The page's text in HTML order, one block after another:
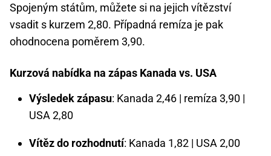
Spojeným státům, můžete si na jejich vítězství
vsadit s kurzem 2,80. Případná remíza je pak
ohodnocena poměrem 3,90.
Kurzová nabídka na zápas Kanada vs. USA
Výsledek zápasu: Kanada 2,46 | remíza 3,90 |
USA 2,80
Vítěz do rozhodnutí: Kanada 1,82 | USA 2,00